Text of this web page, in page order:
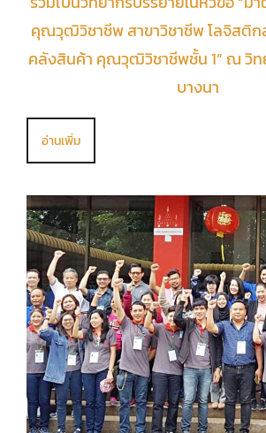
คุณวุฒิวิชาชีพ สาขาวิชาชีพ โลจิสติ
คลังสินค้า คุณวุฒิวิชาชีพชั้น 1” ณ วิ
บางนา
อ่านเพิ่ม